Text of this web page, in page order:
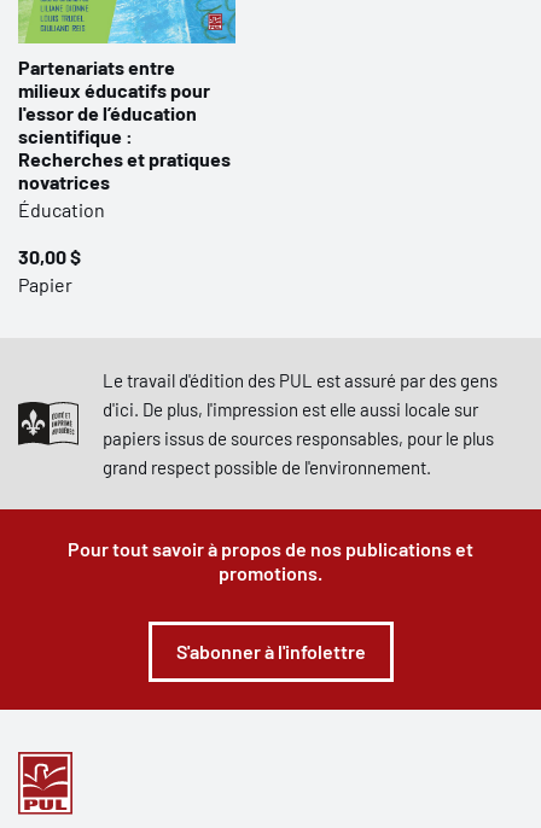
Partenariats entre
milieux éducatifs pour
l'essor de l’éducation
scientifique :
Recherches et pratiques
novatrices
Éducation
30,00 $
Papier
Le travail d'édition des PUL est assuré par des gens
d'ici. De plus, l'impression est elle aussi locale sur
papiers issus de sources responsables, pour le plus
grand respect possible de l'environnement.
Pour tout savoir à propos de nos publications et
promotions.
S'abonner à l'infolettre